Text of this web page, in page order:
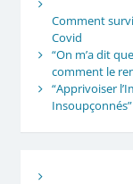
Comment
Covid
“On m’a dit
comment le
“Apprivoiser
Insoupçonnés”